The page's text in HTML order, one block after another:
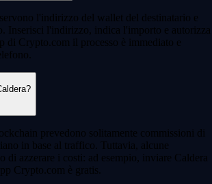
l'indirizzo del wallet del destinatario e
Inserisci l'indirizzo, indica l'importo e autorizza
di Crypto.com il processo è immediato e
prevedono solitamente commissioni di
in base al traffico. Tuttavia, alcune
di azzerare i costi: ad esempio, inviare Caldera
Crypto.com è gratis.